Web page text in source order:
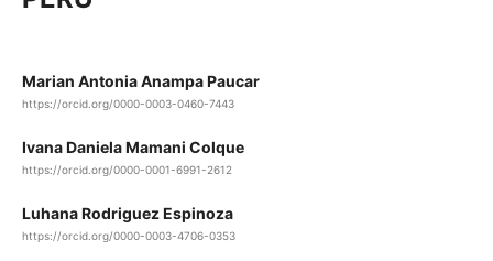
Marian Antonia Anampa Paucar
https://orcid.org/0000-0003-0460-7443
Ivana Daniela Mamani Colque
https://orcid.org/0000-0001-6991-2612
Luhana Rodriguez Espinoza
https://orcid.org/0000-0003-4706-0353